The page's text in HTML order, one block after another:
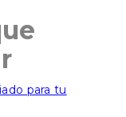
para tu